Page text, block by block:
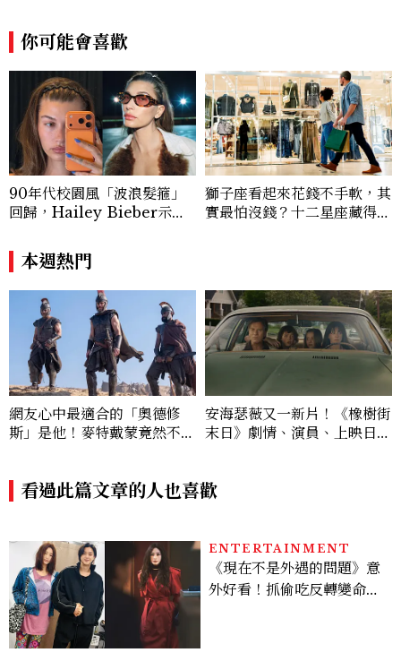
你可能會喜歡
90年代校園風「波浪髮箍」
回歸，Hailey Bieber示範
u髮箍未開賣先爆紅！
獅子座看起來花錢不手軟，其
實最怕沒錢？十二星座藏得最
本週熱門
網友心中最適合的「奧德修
斯」是他！麥特戴蒙竟然不是
安海瑟薇又一新片！《橡樹街
末日》劇情、演員、上映日一
看過此篇文章的人也喜歡
ENTERTAINMENT
《現在不是外遇的問題》意
外好看！抓偷吃反轉變命